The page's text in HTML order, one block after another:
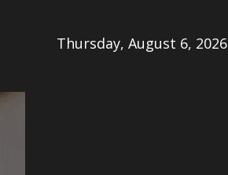
Thursday, August 6, 2026